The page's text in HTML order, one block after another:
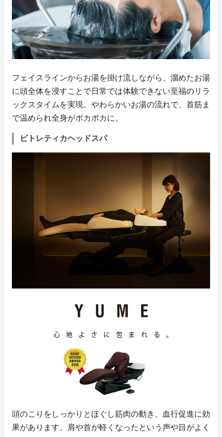
フェイスラインからお湯を掛け流しながら、溜めたお湯
に頭全体を浸すことで日常では体験できない至福のリラ
ックスタイムを実現。やわらかいお湯の流れで、首筋ま
で温められ全身がポカポカに。
ピトレティカヘッドスパ
頭のこりをしっかりとほぐし筋肉の動き、血行促進に効
果があります。肩や首が軽くなったという声や目がよく